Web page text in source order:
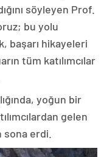
söyleyen Prof.
bu yolu
başarı hikayeleri
tüm katılımcılar
yoğun bir
gelen
sona erdi.